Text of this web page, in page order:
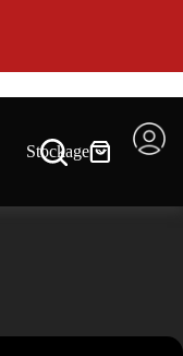
Stockage